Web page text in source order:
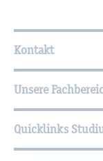
Kontakt
Unsere
Quicklinks